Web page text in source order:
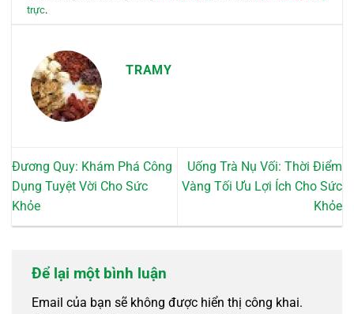
trực.
TRAMY
Đương Quy: Khám Phá Công
Dụng Tuyệt Vời Cho Sức
Khỏe
Uống Trà Nụ Vối: Thời Điểm
Vàng Tối Ưu Lợi Ích Cho Sức
Khỏe
Để lại một bình luận
Email của bạn sẽ không được hiển thị công khai.